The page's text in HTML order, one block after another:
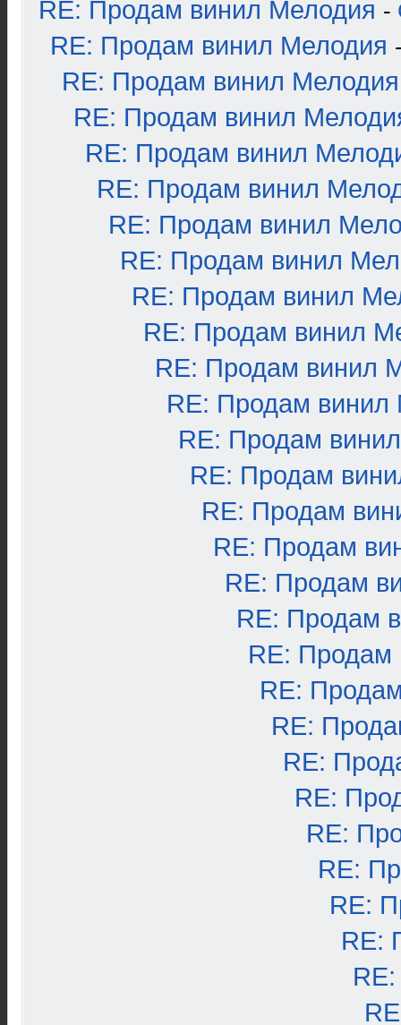
RE: Продам винил Мелодия -
RE: Продам винил Мелодия
RE: Продам винил Мелодия
RE: Продам винил
RE: Продам винил
RE: Продам винил
RE: Продам винил
RE: Продам винил
RE: Продам винил
RE: Продам винил
RE: Продам винил
RE: Продам винил
RE: Продам
RE: Продам
RE: Продам
RE: Продам
RE: Продам
RE: Продам
RE: Продам
RE:
RE:
RE:
RE:
RE:
RE:
RE:
RE: